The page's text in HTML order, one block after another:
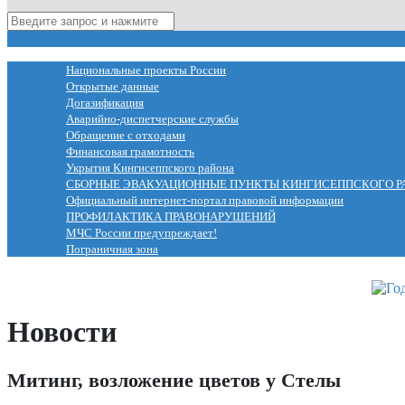
Национальные проекты России
Открытые данные
Догазификация
Аварийно-диспетчерские службы
Обращение с отходами
Финансовая грамотность
Укрытия Кингисеппского района
СБОРНЫЕ ЭВАКУАЦИОННЫЕ ПУНКТЫ КИНГИСЕППСКОГО
Официальный интернет-портал правовой информации
ПРОФИЛАКТИКА ПРАВОНАРУШЕНИЙ
МЧС России предупреждает!
Пограничная зона
Новости
Митинг, возложение цветов у Стелы